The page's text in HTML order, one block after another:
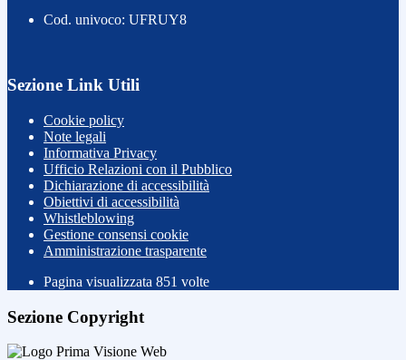
Cod. univoco: UFRUY8
Sezione Link Utili
Cookie policy
Note legali
Informativa Privacy
Ufficio Relazioni con il Pubblico
Dichiarazione di accessibilità
Obiettivi di accessibilità
Whistleblowing
Gestione consensi cookie
Amministrazione trasparente
Pagina visualizzata 851 volte
Sezione Copyright